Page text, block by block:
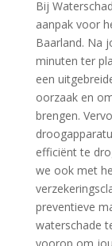
Bij
aanpak voor
Baarland.​ Na
minuten ter
een
oorzaak en
brengen.​
efficiënt te
we ook met
preventieve
waterschade